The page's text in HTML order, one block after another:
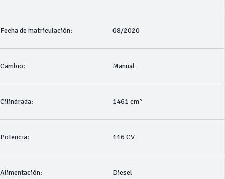
Fecha de matriculación: 08/2020
Cambio: Manual
Cilindrada: 1461 cm³
Potencia: 116 CV
Alimentación: Diesel